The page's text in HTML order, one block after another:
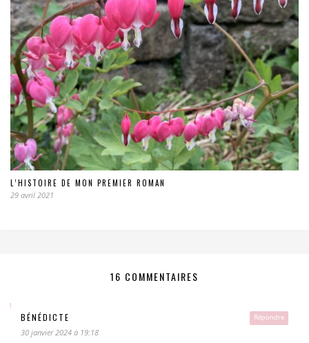
L’HISTOIRE DE MON PREMIER ROMAN
29 avril 2021
16 COMMENTAIRES
Répondre
BÉNÉDICTE
30 janvier 2024 à 19:18